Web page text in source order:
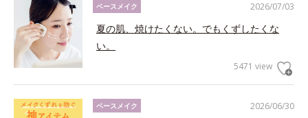
2026/07/03
ベースメイク
夏の肌、焼けたくない。でもくずしたくな
い。
5471 view
2026/06/30
ベースメイク